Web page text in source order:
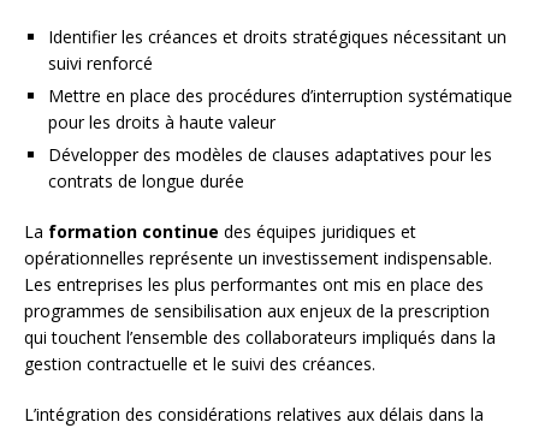
Identifier les créances et droits stratégiques nécessitant un
suivi renforcé
Mettre en place des procédures d’interruption systématique
pour les droits à haute valeur
Développer des modèles de clauses adaptatives pour les
contrats de longue durée
La formation continue des équipes juridiques et
opérationnelles représente un investissement indispensable.
Les entreprises les plus performantes ont mis en place des
programmes de sensibilisation aux enjeux de la prescription
qui touchent l’ensemble des collaborateurs impliqués dans la
gestion contractuelle et le suivi des créances.
L’intégration des considérations relatives aux délais dans la